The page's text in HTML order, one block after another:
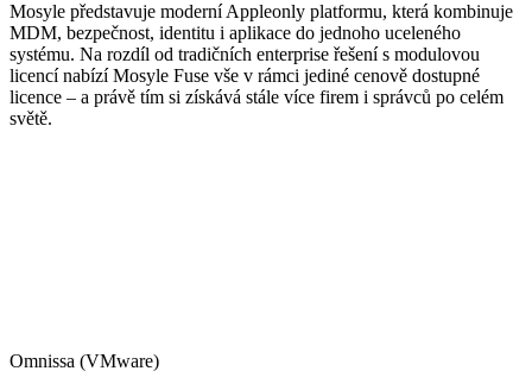
Mosyle představuje moderní Appleonly platformu, která kombinuje
MDM, bezpečnost, identitu i aplikace do jednoho uceleného
systému. Na rozdíl od tradičních enterprise řešení s modulovou
licencí nabízí Mosyle Fuse vše v rámci jediné cenově dostupné
licence – a právě tím si získává stále více firem i správců po celém
světě.
Omnissa (VMware)